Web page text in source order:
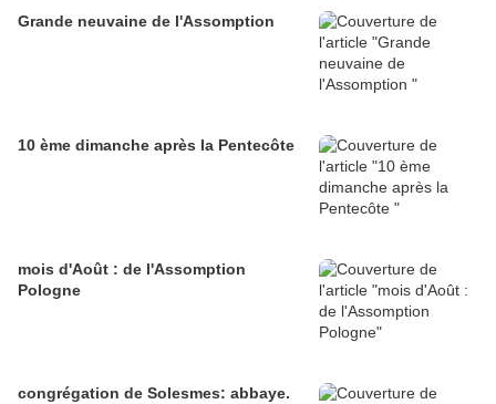
Grande neuvaine de l'Assomption
10 ème dimanche après la Pentecôte
mois d'Août : de l'Assomption
Pologne
congrégation de Solesmes: abbaye.